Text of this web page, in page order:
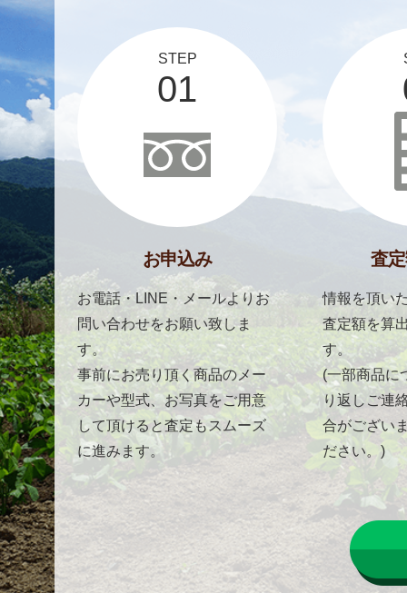
STEP
01
お申込み
お電話・LINE・メールよりお
問い合わせをお願い致しま
す。
事前にお売り頂く商品のメー
カーや型式、お写真をご用意
して頂けると査定もスムーズ
に進みます。
査
情報を頂い
査定額を算
す。
(一部商品に
り返しご連
合がござい
ださい。)